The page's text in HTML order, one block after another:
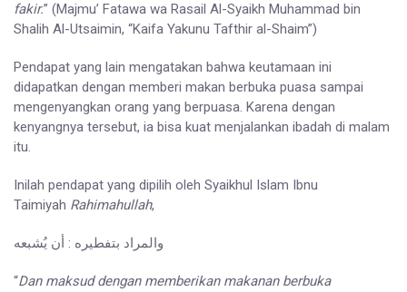
fakir.” (Majmu’ Fatawa wa Rasail Al-Syaikh Muhammad bin
Shalih Al-Utsaimin, “Kaifa Yakunu Tafthir al-Shaim”)
Pendapat yang lain mengatakan bahwa keutamaan ini
didapatkan dengan memberi makan berbuka puasa sampai
mengenyangkan orang yang berpuasa. Karena dengan
kenyangnya tersebut, ia bisa kuat menjalankan ibadah di malam
itu.
Inilah pendapat yang dipilih oleh Syaikhul Islam Ibnu
Taimiyah Rahimahullah,
والمراد بتفطيره : أن يُشبعه
“Dan maksud dengan memberikan makanan berbuka